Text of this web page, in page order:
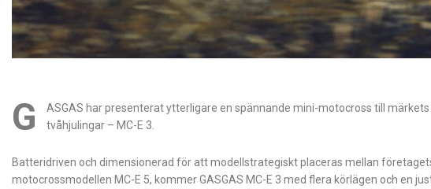
G
ASGAS har presenterat ytterligare en spännande mini-motocross till
tvåhjulingar – MC-E 3.
Batteridriven och dimensionerad för att modellstrategiskt placeras mellan
motocrossmodellen MC-E 5, kommer GASGAS MC-E 3 med flera körlägen och en